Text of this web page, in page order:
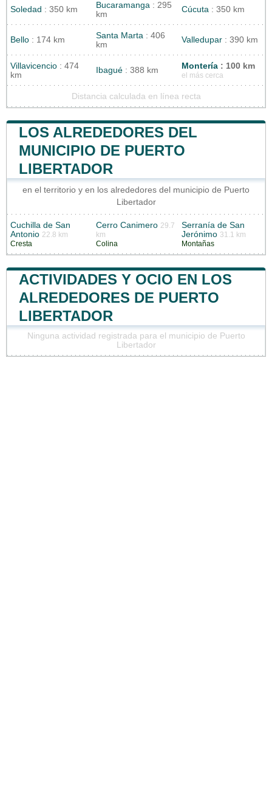
Soledad : 350 km Bucaramanga : 295
km
Cúcuta : 350 km
Bello : 174 km Santa Marta : 406
km
Valledupar : 390 km
Villavicencio : 474
km
Ibagué : 388 km Montería : 100 km
el más cerca
Distancia calculada en línea recta
LOS ALREDEDORES DEL
MUNICIPIO DE PUERTO
LIBERTADOR
en el territorio y en los alrededores del municipio de Puerto
Libertador
Cuchilla de San
Antonio 22.8 km
Cresta
Cerro Canimero 29.7
km
Colina
Serranía de San
Jerónimo 31.1 km
Montañas
ACTIVIDADES Y OCIO EN LOS
ALREDEDORES DE PUERTO
LIBERTADOR
Ninguna actividad registrada para el municipio de Puerto
Libertador